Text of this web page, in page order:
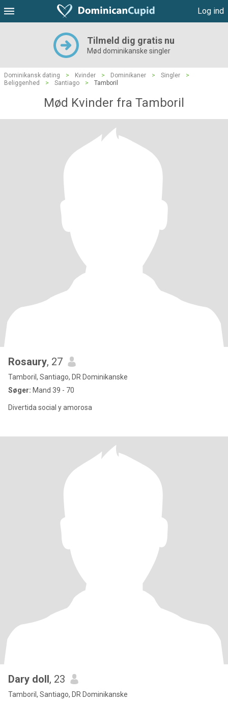
Log ind
Tilmeld dig gratis nu
Mød dominikanske singler
Dominikansk dating > Kvinder > Dominikaner > Singler
>
Beliggenhed
> Santiago > Tamboril
Mød Kvinder fra Tamboril
Rosaury, 27
Tamboril, Santiago, DR Dominikanske
Søger: Mand 39 - 70
Divertida social y amorosa
Dary doll, 23
Tamboril, Santiago, DR Dominikanske